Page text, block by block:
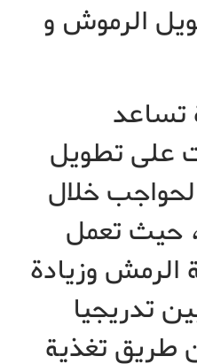
الرموش و
تساعد
على تطويل
خلال
حيث تعمل
الرمش وزيادة
تدريجيا
طريق تغذية